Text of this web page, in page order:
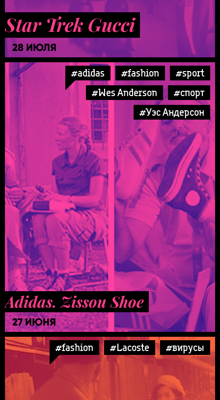
Star Trek Gucci
28 ИЮЛЯ
#adidas #fashion
#sport
#Wes Anderson
#спорт
#Уэс Андерсон
Adidas. Zissou Shoe
27 ИЮНЯ
#fashion #Lacoste #вирусы